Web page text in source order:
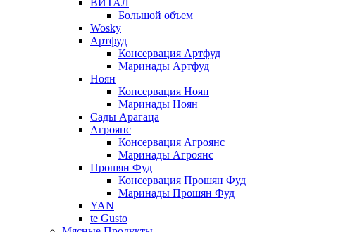
ВИТАЛ
Большой объем
Wosky
Артфуд
Консервация Артфуд
Маринады Артфуд
Ноян
Консервация Ноян
Маринады Ноян
Сады Арагаца
Агроянс
Консервация Агроянс
Маринады Агроянс
Прошян Фуд
Консервация Прошян Фуд
Маринады Прошян Фуд
YAN
te Gusto